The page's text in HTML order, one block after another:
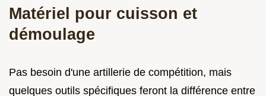
Matériel pour cuisson et
démoulage
Pas besoin d'une artillerie de compétition, mais
quelques outils spécifiques feront la différence entre